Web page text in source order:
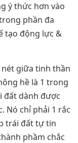
ý thức hơn vào
phần đa
tạo động lực &
giữa tinh thần
hề là 1 trong
đất dành được
Nó chỉ phải 1 rắc
trái đất tự tin
phầm chắc